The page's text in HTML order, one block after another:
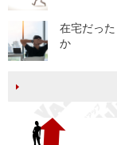
在宅だっ
か